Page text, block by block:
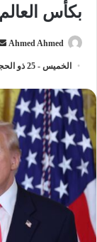
بكأس العالم 2026 ؟
Ahmed Ahmed
الخميس - 25 ذو الحجة - 1447هـ / 11 يونيو - 2026م / 5:04 صباحًا